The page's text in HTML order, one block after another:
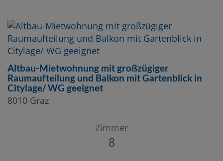
Altbau-Mietwohnung mit großzügiger
Raumaufteilung und Balkon mit Gartenblick in
Citylage/ WG geeignet
8010 Graz
Zimmer
8